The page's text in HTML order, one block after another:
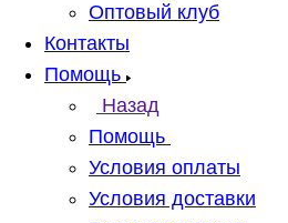
Оптовый клуб
Контакты
Помощь
Назад
Помощь
Условия оплаты
Условия доставки